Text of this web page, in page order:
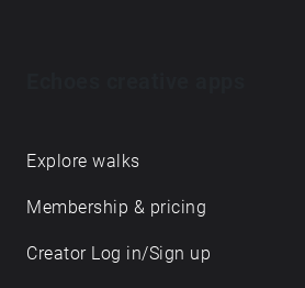
Explore walks
Membership & pricing
Creator Log in/Sign up